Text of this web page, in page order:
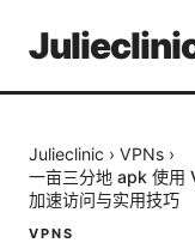
Julieclinic › VPNs ›
一亩三分地 apk 使用
加速访问与实用技巧
VPNS